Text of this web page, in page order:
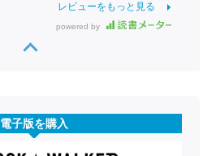
レビューをもっと見る
powered by
電子版を購入